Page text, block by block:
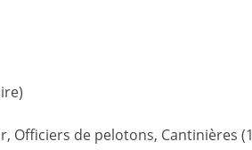
Officiers de pelotons, Cantinières (1